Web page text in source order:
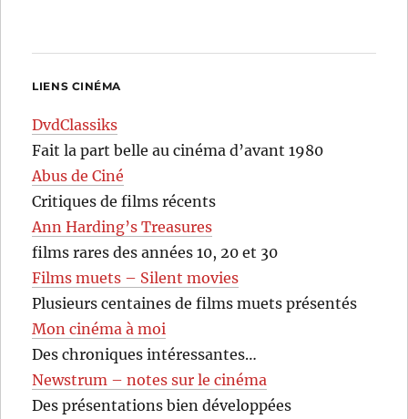
LIENS CINÉMA
DvdClassiks
Fait la part belle au cinéma d’avant 1980
Abus de Ciné
Critiques de films récents
Ann Harding’s Treasures
films rares des années 10, 20 et 30
Films muets – Silent movies
Plusieurs centaines de films muets présentés
Mon cinéma à moi
Des chroniques intéressantes…
Newstrum – notes sur le cinéma
Des présentations bien développées